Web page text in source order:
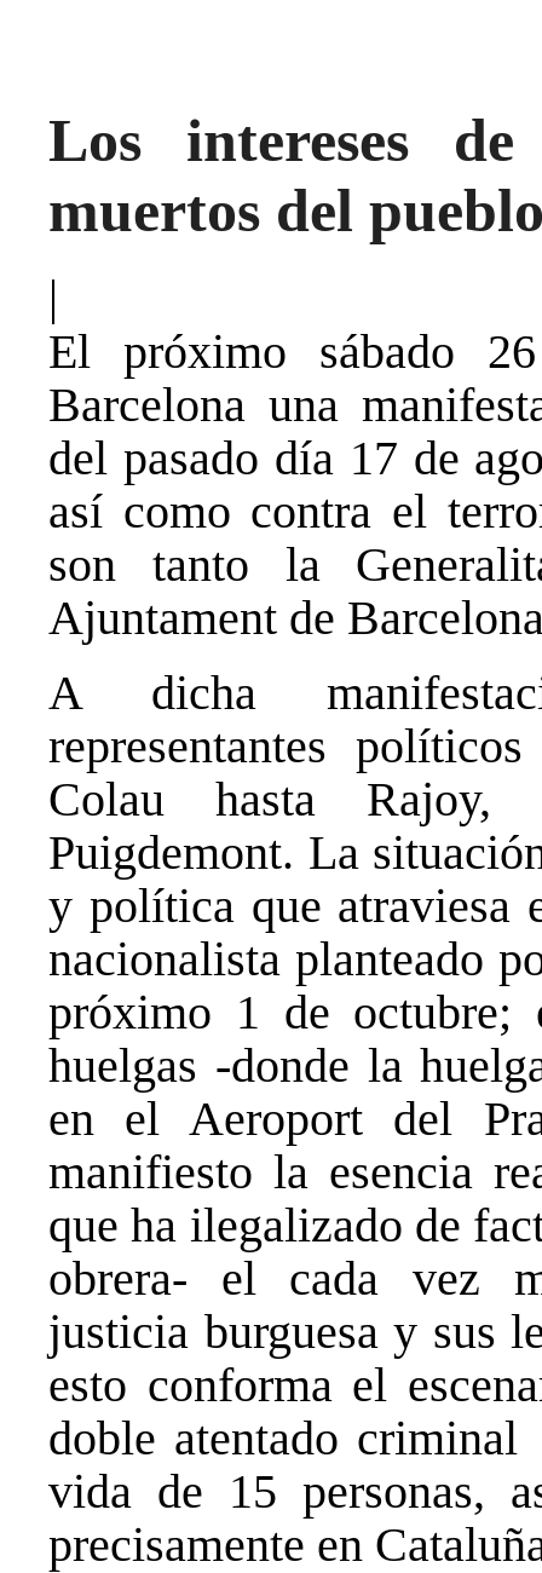
Los intereses
muertos del
|
El próximo sábado
Barcelona una
del pasado día 17 de
así como contra el
son tanto la
Ajuntament de
A dicha
representantes
Colau hasta Rajoy,
Puigdemont. La
y política que atraviesa
nacionalista planteado
próximo 1 de octubre;
huelgas -donde la
en el Aeroport del
manifiesto la esencia
que ha ilegalizado de
obrera- el cada vez
justicia burguesa y sus
esto conforma el
doble atentado
vida de 15 personas,
precisamente en